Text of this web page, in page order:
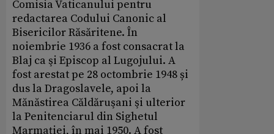
Comisia Vaticanului pentru
redactarea Codului Canonic al
Bisericilor Răsăritene. În
noiembrie 1936 a fost consacrat la
Blaj ca şi Episcop al Lugojului. A
fost arestat pe 28 octombrie 1948 și
dus la Dragoslavele, apoi la
Mănăstirea Căldăruşani şi ulterior
la Penitenciarul din Sighetul
Marmaţiei, în mai 1950. A fost